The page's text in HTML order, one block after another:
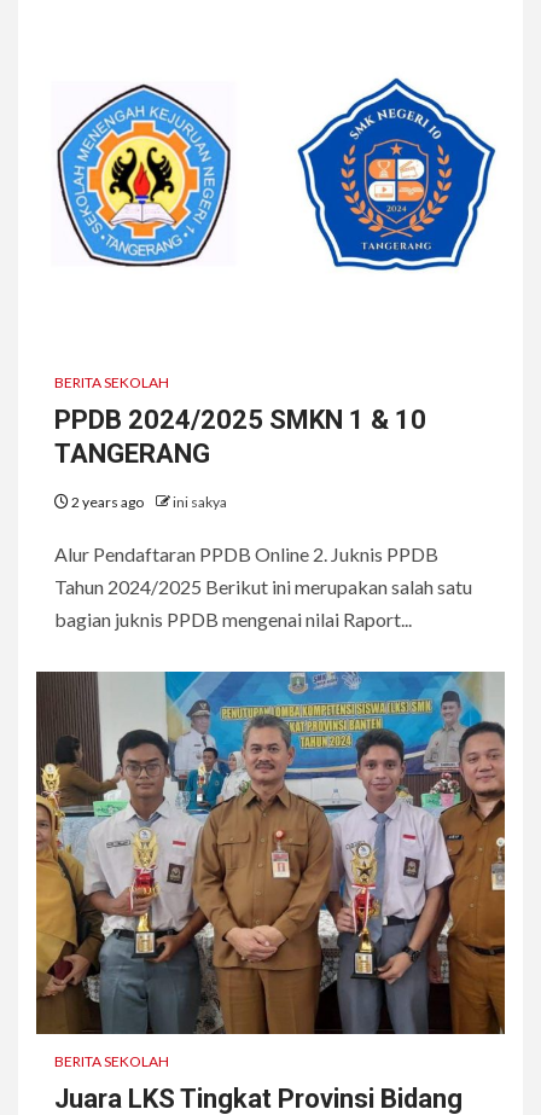
BERITA SEKOLAH
PPDB 2024/2025 SMKN 1 & 10
TANGERANG
2 years ago ini sakya
Alur Pendaftaran PPDB Online 2. Juknis PPDB
Tahun 2024/2025 Berikut ini merupakan salah satu
bagian juknis PPDB mengenai nilai Raport...
BERITA SEKOLAH
Juara LKS Tingkat Provinsi Bidang